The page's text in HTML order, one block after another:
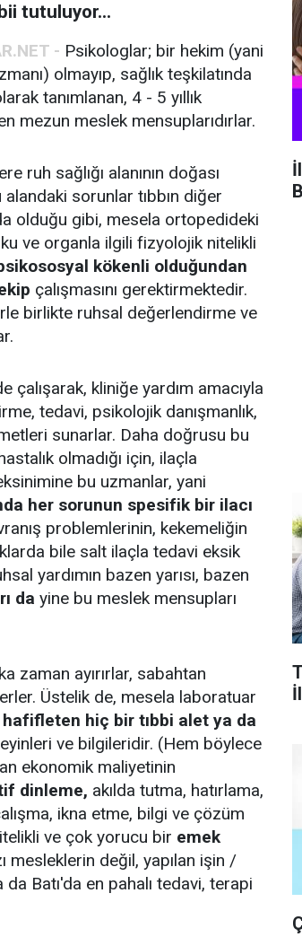
tutuluyor...
- Psikologlar; bir hekim (yani
olmayıp, sağlık teşkilatında
tanımlanan, 4 - 5 yıllık
mezun meslek mensuplarıdırlar.
ruh sağlığı alanının doğası
alandaki sorunlar tıbbın diğer
olduğu gibi, mesela ortopedideki
ve organla ilgili fizyolojik nitelikli
kökenli olduğundan
çalışmasını gerektirmektedir.
birlikte ruhsal değerlendirme ve
kliniğe yardım amacıyla
tedavi, psikolojik danışmanlık,
sunarlar. Daha doğrusu bu
olmadığı için, ilaçla
bu uzmanlar, yani
her sorunun spesifik bir ilacı
problemlerinin, kekemeliğin
bile salt ilaçla tedavi eksik
yardımın bazen yarısı, bazen
da yine bu meslek mensupları
zaman ayırırlar, sabahtan
Üstelik de, mesela laboratuar
hiç bir tıbbi alet ya da
ve bilgileridir. (Hem böylece
ekonomik maliyetinin
dinleme, akılda tutma, hatırlama,
ikna etme, bilgi ve çözüm
ve çok yorucu bir emek
mesleklerin değil, yapılan işin /
Batı'da en pahalı tedavi, terapi